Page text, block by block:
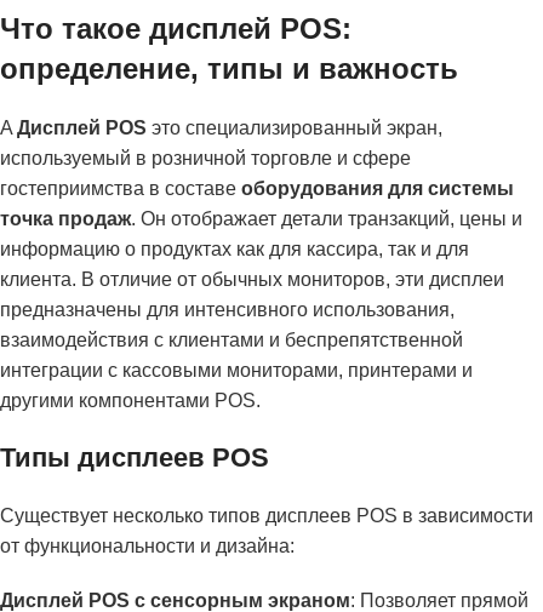
Что такое дисплей POS:
определение, типы и важность
A Дисплей POS это специализированный экран,
используемый в розничной торговле и сфере
гостеприимства в составе оборудования для системы
точка продаж. Он отображает детали транзакций, цены и
информацию о продуктах как для кассира, так и для
клиента. В отличие от обычных мониторов, эти дисплеи
предназначены для интенсивного использования,
взаимодействия с клиентами и беспрепятственной
интеграции с кассовыми мониторами, принтерами и
другими компонентами POS.
Типы дисплеев POS
Существует несколько типов дисплеев POS в зависимости
от функциональности и дизайна:
Дисплей POS с сенсорным экраном: Позволяет прямой